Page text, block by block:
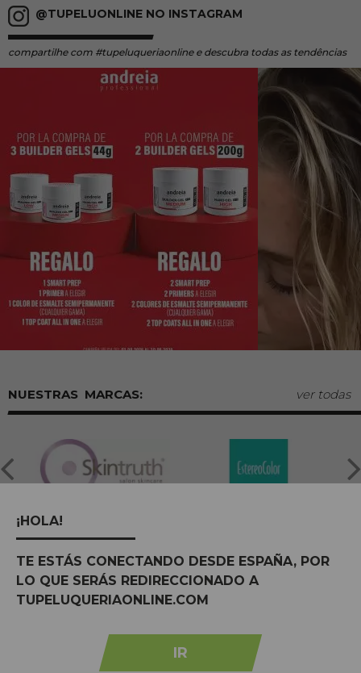
@TUPELUONLINE NO INSTAGRAM
compartilhe com #tupeluqueriaonline e descubra todas as tendências
MARCAS: ver todas
produtos para cabeleireiro e beleza, oferecendo uma vasta
gama ao seu alcance económico e profissional. Temos preços
competitivos e estamos sempre à sua disposição.
¡HOLA!
TE ESTÁS CONECTANDO DESDE ESPAÑA, POR
LO QUE SERÁS REDIRECCIONADO A
TUPELUQUERIAONLINE.COM
IR